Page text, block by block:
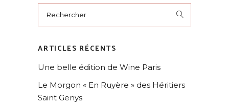
ARTICLES RÉCENTS
Une belle édition de Wine Paris
Le Morgon « En Ruyère » des Héritiers
Saint Genys